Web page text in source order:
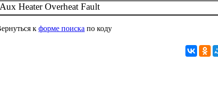
Aux Heater Overheat Fault
к форме поиска по коду